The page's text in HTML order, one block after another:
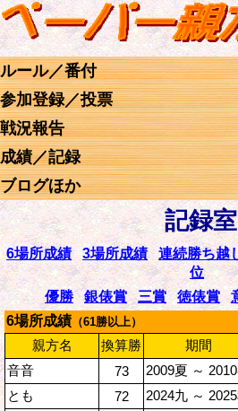
ルール／番付
参加登録／投票
戦況報告
成績／記録
ブログほか
記録室
6場所成績 3場所成績 連続勝ち越
位
優勝
銀俵賞 三賞 徳俵賞
6場所成績 （61勝以上）
親方名 換算勝
期間
音音
73
2009夏 ～
とも
72
2024九 ～